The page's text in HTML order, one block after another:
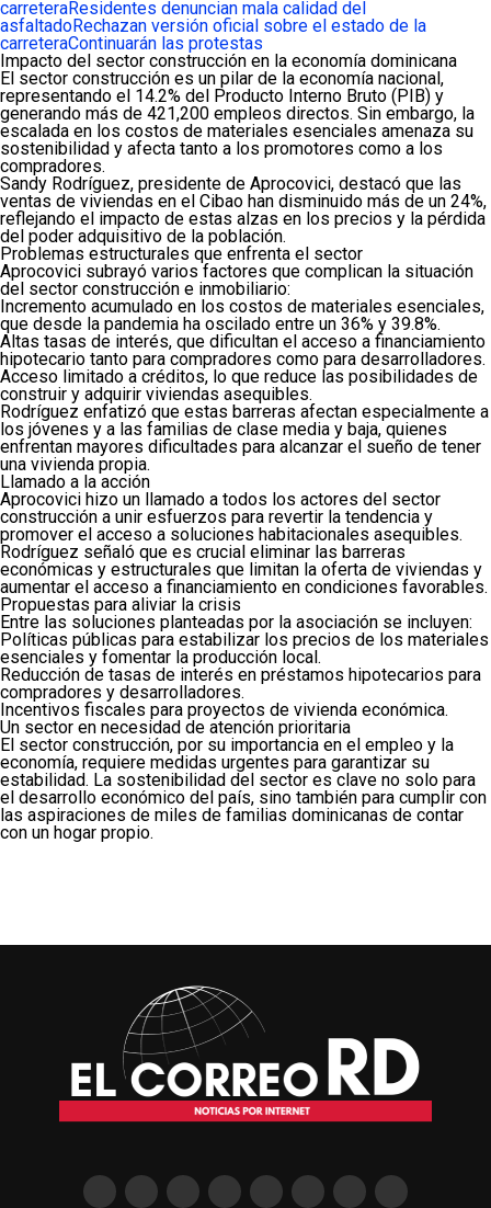
carreteraResidentes denuncian mala calidad del
asfaltadoRechazan versión oficial sobre el estado de la
carreteraContinuarán las protestas
Impacto del sector construcción en la economía dominicana
El sector construcción es un pilar de la economía nacional,
representando el 14.2% del Producto Interno Bruto (PIB) y
generando más de 421,200 empleos directos. Sin embargo, la
escalada en los costos de materiales esenciales amenaza su
sostenibilidad y afecta tanto a los promotores como a los
compradores.
Sandy Rodríguez, presidente de Aprocovici, destacó que las
ventas de viviendas en el Cibao han disminuido más de un 24%,
reflejando el impacto de estas alzas en los precios y la pérdida
del poder adquisitivo de la población.
Problemas estructurales que enfrenta el sector
Aprocovici subrayó varios factores que complican la situación
del sector construcción e inmobiliario:
Incremento acumulado en los costos de materiales esenciales,
que desde la pandemia ha oscilado entre un 36% y 39.8%.
Altas tasas de interés, que dificultan el acceso a financiamiento
hipotecario tanto para compradores como para desarrolladores.
Acceso limitado a créditos, lo que reduce las posibilidades de
construir y adquirir viviendas asequibles.
Rodríguez enfatizó que estas barreras afectan especialmente a
los jóvenes y a las familias de clase media y baja, quienes
enfrentan mayores dificultades para alcanzar el sueño de tener
una vivienda propia.
Llamado a la acción
Aprocovici hizo un llamado a todos los actores del sector
construcción a unir esfuerzos para revertir la tendencia y
promover el acceso a soluciones habitacionales asequibles.
Rodríguez señaló que es crucial eliminar las barreras
económicas y estructurales que limitan la oferta de viviendas y
aumentar el acceso a financiamiento en condiciones favorables.
Propuestas para aliviar la crisis
Entre las soluciones planteadas por la asociación se incluyen:
Políticas públicas para estabilizar los precios de los materiales
esenciales y fomentar la producción local.
Reducción de tasas de interés en préstamos hipotecarios para
compradores y desarrolladores.
Incentivos fiscales para proyectos de vivienda económica.
Un sector en necesidad de atención prioritaria
El sector construcción, por su importancia en el empleo y la
economía, requiere medidas urgentes para garantizar su
estabilidad. La sostenibilidad del sector es clave no solo para
el desarrollo económico del país, sino también para cumplir con
las aspiraciones de miles de familias dominicanas de contar
con un hogar propio.